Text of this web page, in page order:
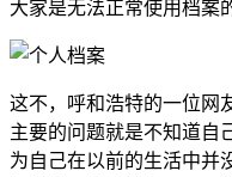
大家是无法正常使用档案
这不，呼和浩特的一位网
主要的问题就是不知道自
为自己在以前的生活中并